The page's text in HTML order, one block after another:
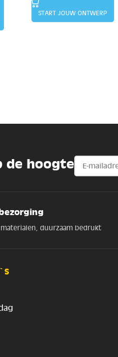
START JOUW ONTWERP
de hoogte
materialen, duurzaam bedrukt